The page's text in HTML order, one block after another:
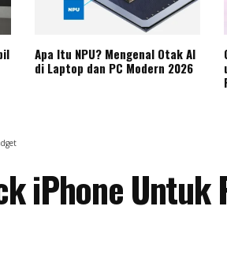
Apa Itu NPU? Mengenal Otak AI
di Laptop dan PC Modern 2026
iPhone Untuk